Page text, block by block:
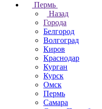
Пермь
Назад
Города
Белгород
Волгоград
Киров
Краснодар
Курган
Курск
Омск
Пермь
Самара